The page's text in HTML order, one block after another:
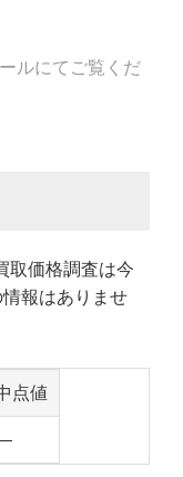
ルにてご覧くだ
取価格調査は今
報はありませ
点値